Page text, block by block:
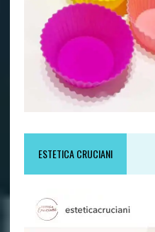
ESTETICA CRUCIANI